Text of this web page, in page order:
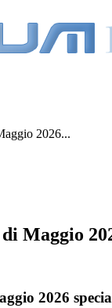
2026...
Maggio
2026